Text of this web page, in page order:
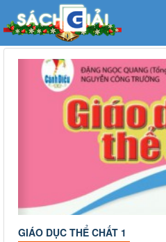
GIÁO DỤC THỂ CHẤT 1